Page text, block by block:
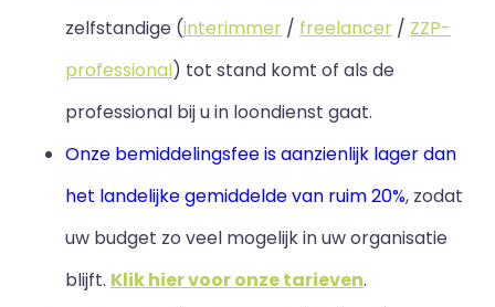
zelfstandige (interimmer / freelancer / ZZP-
professional) tot stand komt of als de
professional bij u in loondienst gaat.
Onze bemiddelingsfee is aanzienlijk lager dan
het landelijke gemiddelde van ruim 20%, zodat
uw budget zo veel mogelijk in uw organisatie
blijft. Klik hier voor onze tarieven.